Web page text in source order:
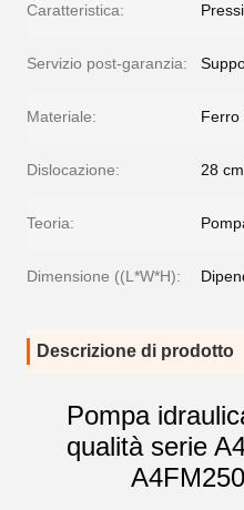
Caratteristica:
Servizio post-garanzia:
Materiale: Ferro
Dislocazione: 28
Teoria:
Dimensione ((L*W*H):
Descrizione di prodotto
Pompa
qualità serie